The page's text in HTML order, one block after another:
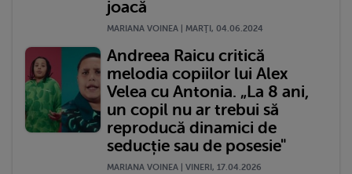
joacă
MARIANA VOINEA | MARŢI, 04.06.2024
Andreea Raicu critică
melodia copiilor lui Alex
Velea cu Antonia. „La 8 ani,
un copil nu ar trebui să
reproducă dinamici de
seducție sau de posesie"
MARIANA VOINEA | VINERI, 17.04.2026